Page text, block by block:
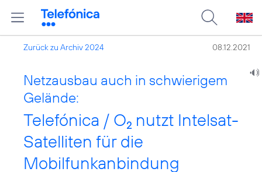
Zurück zu Archiv 2024 08.12.2021
Netzausbau auch in schwierigem
Gelände:
Telefónica / O2 nutzt Intelsat-
Satelliten für die
Mobilfunkanbindung